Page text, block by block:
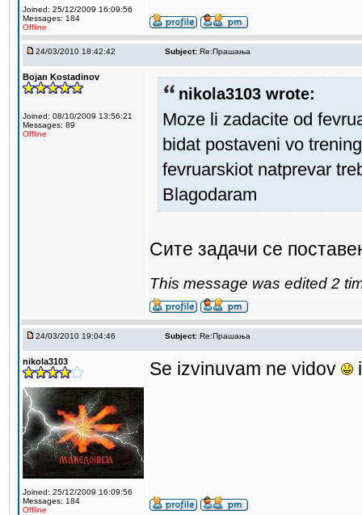
Joined: 25/12/2009 16:09:56
Messages: 184
Offline
24/03/2010 18:42:42 Subject: Re:Прашања
Bojan Kostadinov
Joined: 08/10/2009 13:56:21
Messages: 89
Offline
nikola3103 wrote:
Moze li zadacite od
bidat postaveni vo
fevruarskiot natprevar
Blagodaram
Сите задачи се
This message was edited 2
24/03/2010 19:04:46 Subject: Re:Прашања
nikola3103
Joined: 25/12/2009 16:09:56
Messages: 184
Offline
Se izvinuvam ne vidov